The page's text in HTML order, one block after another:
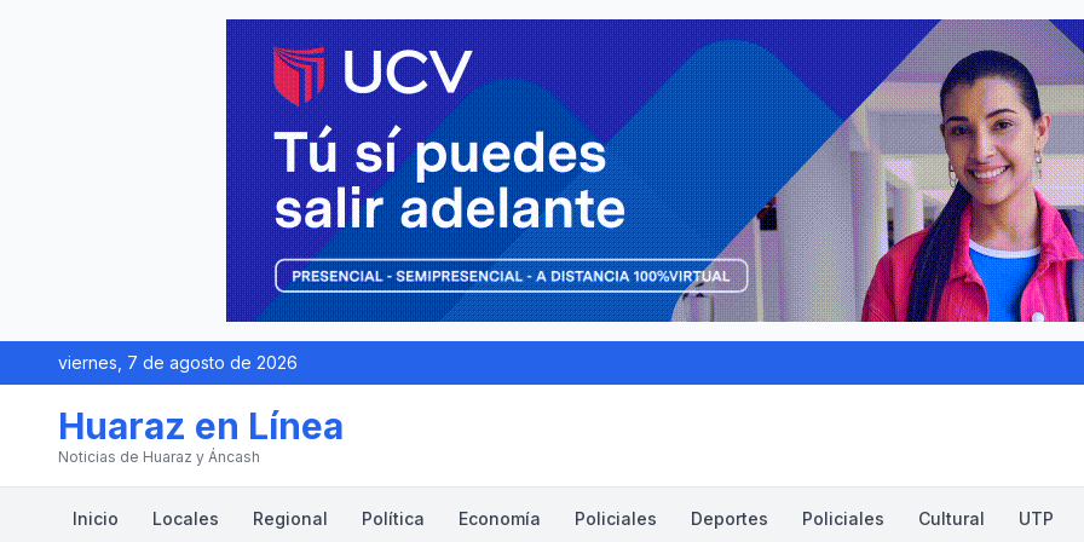
viernes, 7 de agosto de 2026
Huaraz en Línea
Noticias de Huaraz y Áncash
Inicio Locales Regional Política Economía Policiales Deportes Policiales Cultural UTP